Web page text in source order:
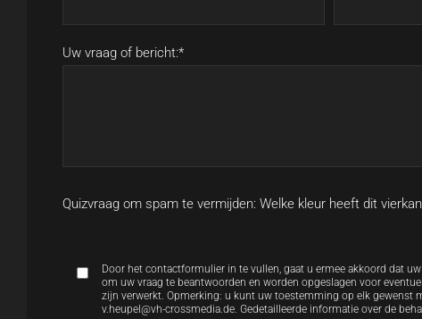
Uw vraag of bericht:*
Quizvraag om spam te vermijden: Welke kleur heeft dit
Door het contactformulier in te vullen, gaat u ermee akkoord dat
om uw vraag te beantwoorden en worden opgeslagen voor
zijn verwerkt. Opmerking: u kunt uw toestemming op elk gewenst
v.heupel@vh-crossmedia.de. Gedetailleerde informatie over de